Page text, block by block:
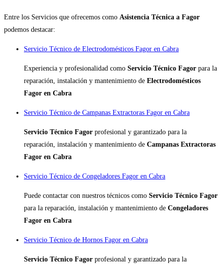
Entre los Servicios que ofrecemos como Asistencia Técnica a Fagor
podemos destacar:
Servicio Técnico de Electrodomésticos Fagor en Cabra
Experiencia y profesionalidad como Servicio Técnico Fagor para la
reparación, instalación y mantenimiento de Electrodomésticos
Fagor en Cabra
Servicio Técnico de Campanas Extractoras Fagor en Cabra
Servicio Técnico Fagor profesional y garantizado para la
reparación, instalación y mantenimiento de Campanas Extractoras
Fagor en Cabra
Servicio Técnico de Congeladores Fagor en Cabra
Puede contactar con nuestros técnicos como Servicio Técnico Fagor
para la reparación, instalación y mantenimiento de Congeladores
Fagor en Cabra
Servicio Técnico de Hornos Fagor en Cabra
Servicio Técnico Fagor profesional y garantizado para la